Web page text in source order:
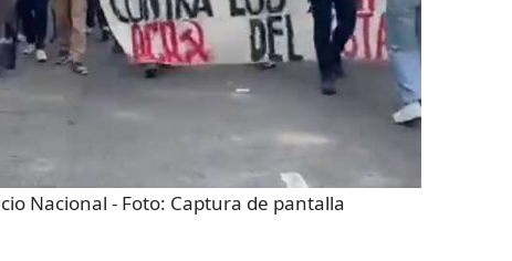
Nacional - Foto: Captura de pantalla